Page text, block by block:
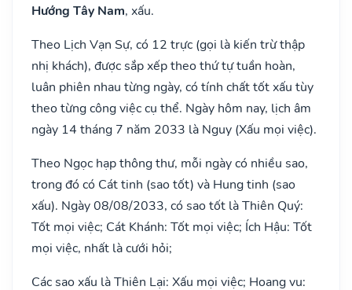
Hướng Tây Nam, xấu.
Theo Lịch Vạn Sự, có 12 trực (gọi là kiến trừ thập
nhị khách), được sắp xếp theo thứ tự tuần hoàn,
luân phiên nhau từng ngày, có tính chất tốt xấu tùy
theo từng công việc cụ thể. Ngày hôm nay, lịch âm
ngày 14 tháng 7 năm 2033 là Nguy (Xấu mọi việc).
Theo Ngọc hạp thông thư, mỗi ngày có nhiều sao,
trong đó có Cát tinh (sao tốt) và Hung tinh (sao
xấu). Ngày 08/08/2033, có sao tốt là Thiên Quý:
Tốt mọi việc; Cát Khánh: Tốt mọi việc; Ích Hậu: Tốt
mọi việc, nhất là cưới hỏi;
Các sao xấu là Thiên Lại: Xấu mọi việc; Hoang vu: